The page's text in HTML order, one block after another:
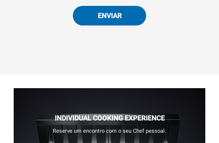
ENVIAR
INDIVIDUAL COOKING EXPERIENCE
Reserve um encontro com o seu Chef pessoal.